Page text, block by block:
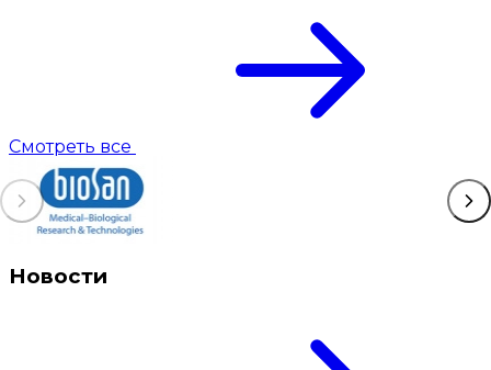
Смотреть все
Новости